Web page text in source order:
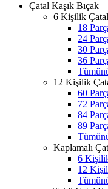
Çatal Kaşık Bıçak
6 Kişilik Çatal
18
24
30
36
12 Kişilik
60
72
84
89
Kaplamalı
6
12